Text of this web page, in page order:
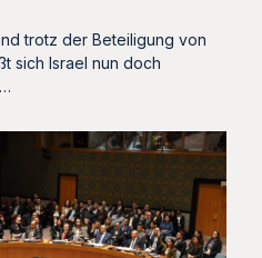
trotz der Beteiligung von
sich Israel nun doch